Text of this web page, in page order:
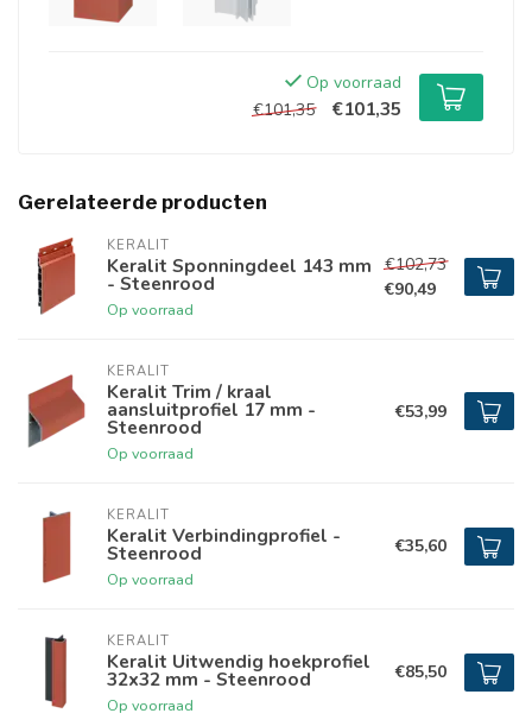
Op voorraad
€101,35
€101,35
Gerelateerde producten
KERALIT
Keralit Sponningdeel 143 mm
- Steenrood
Op voorraad
€102,73
€90,49
KERALIT
Keralit Trim / kraal
aansluitprofiel 17 mm -
Steenrood
Op voorraad
€53,99
KERALIT
Keralit Verbindingprofiel -
Steenrood
Op voorraad
€35,60
KERALIT
Keralit Uitwendig hoekprofiel
32x32 mm - Steenrood
Op voorraad
€85,50